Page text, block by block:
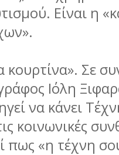
Είναι η
Σε
Ιόλη
να κάνει
κοινωνικές
πως «η τέχνη